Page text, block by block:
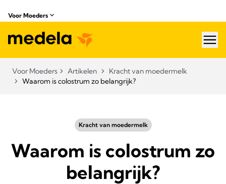
Voor Moeders
Voor Moeders Artikelen
Kracht van moedermelk
Waarom is colostrum zo belangrijk?
Kracht van moedermelk
Waarom is colostrum zo
belangrijk?